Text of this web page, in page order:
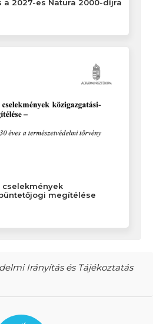
a 2027-es Natura 2000-díjra
megítélése
Irányítás és Tájékoztatás